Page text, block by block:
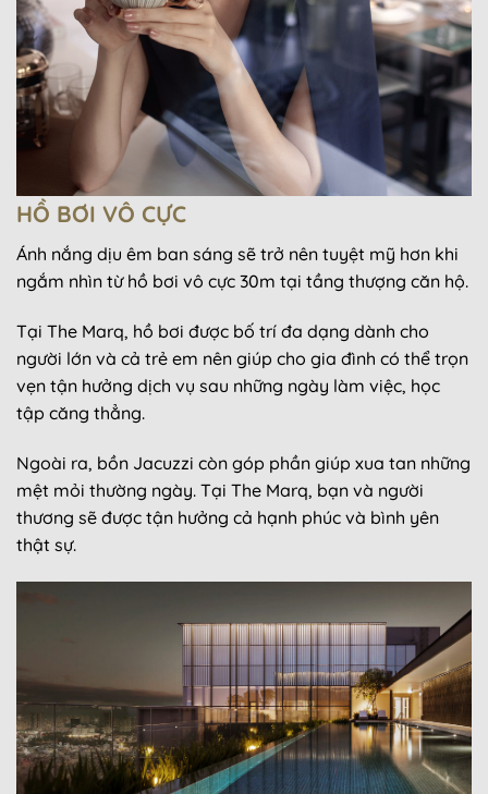
HỒ BƠI VÔ CỰC
Ánh nắng dịu êm ban sáng sẽ trở nên tuyệt mỹ hơn khi
ngắm nhìn từ hồ bơi vô cực 30m tại tầng thượng căn hộ.
Tại The Marq, hồ bơi được bố trí đa dạng dành cho
người lớn và cả trẻ em nên giúp cho gia đình có thể trọn
vẹn tận hưởng dịch vụ sau những ngày làm việc, học
tập căng thẳng.
Ngoài ra, bồn Jacuzzi còn góp phần giúp xua tan những
mệt mỏi thường ngày. Tại The Marq, bạn và người
thương sẽ được tận hưởng cả hạnh phúc và bình yên
thật sự.